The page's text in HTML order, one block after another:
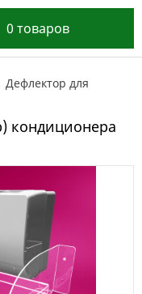
0 товаров
Дефлектор для
кондиционера